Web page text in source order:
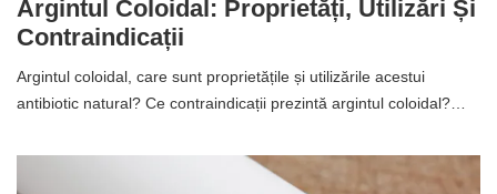
Argintul Coloidal: Proprietăți, Utilizări Și
Contraindicații
Argintul coloidal, care sunt proprietățile și utilizările acestui
antibiotic natural? Ce contraindicații prezintă argintul coloidal?…